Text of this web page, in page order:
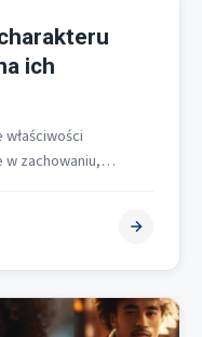
ich
zachowaniu,